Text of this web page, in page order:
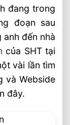
Thự Khu
Villa The
Thất Tại
đang trong
đoạn sau
đến nhà
của SHT tại
vài lần tìm
và Webside
đây.